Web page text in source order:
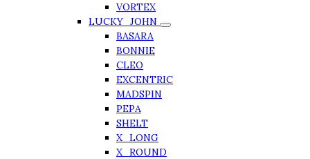
VORTEX
LUCKY_JOHN
BASARA
BONNIE
CLEO
EXCENTRIC
MADSPIN
PEPA
SHELT
X_LONG
X_ROUND